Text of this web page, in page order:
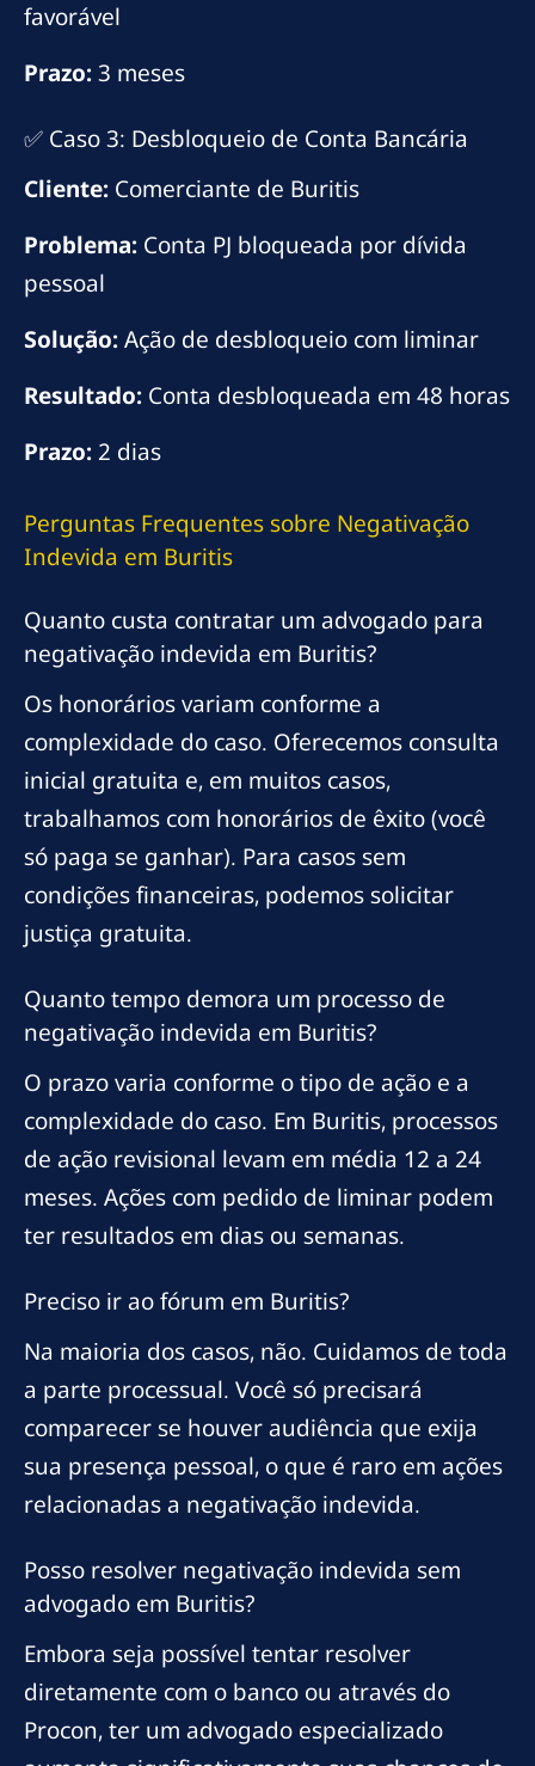
favorável
Prazo:3 meses
✅ Caso 3: Desbloqueio de Conta Bancária
Cliente: Comerciante de Buritis
Problema: Conta PJ bloqueada por dívida
pessoal
Solução:Ação de desbloqueio com liminar
Resultado: Conta desbloqueada em 48 horas
Prazo: 2 dias
Perguntas Frequentes sobre Negativação
Indevida em Buritis
Quanto custa contratar um advogado para
negativação indevida em Buritis?
Os honorários variam conforme a
complexidade do caso. Oferecemos consulta
inicial gratuita e, em muitos casos,
trabalhamos com honorários de êxito (você
só paga se ganhar). Para casos sem
condições financeiras, podemos solicitar
justiça gratuita.
Quanto tempo demora um processo de
negativação indevida em Buritis?
O prazo varia conforme o tipo de ação e a
complexidade do caso. Em Buritis, processos
de ação revisional levam em média 12 a 24
meses. Ações com pedido de liminar podem
ter resultados em dias ou semanas.
Preciso ir ao fórum em Buritis?
Na maioria dos casos, não. Cuidamos de toda
a parte processual. Você só precisará
comparecer se houver audiência que exija
sua presença pessoal, o que é raro em ações
relacionadas a negativação indevida.
Posso resolver negativação indevida sem
advogado em Buritis?
Embora seja possível tentar resolver
diretamente com o banco ou através do
Procon, ter um advogado especializado